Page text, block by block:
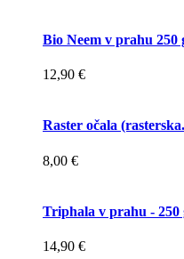
Bio Neem v prahu 250
12,90 €
Raster očala
8,00 €
Triphala v prahu - 250
14,90 €